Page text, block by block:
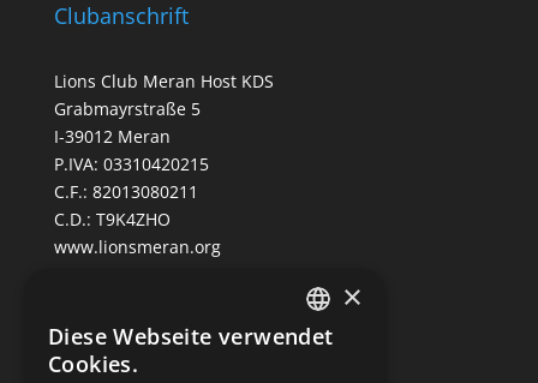
Clubanschrift
Lions Club Meran Host KDS
Grabmayrstraße 5
I-39012 Meran
P.IVA: 03310420215
C.F.: 82013080211
C.D.: T9K4ZHO
www.lionsmeran.org
Bank: Raiffeisenkasse Algund
Fil.: Rennweg 42, 39012 Meran/o GERMAN
×
Diese Webseite verwendet
Cookies.